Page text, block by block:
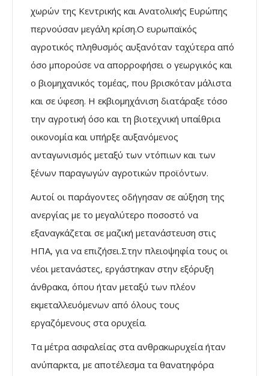
χωρών της Κεντρικής και Ανατολικής Ευρώπης
περνούσαν μεγάλη κρίση.Ο ευρωπαϊκός
αγροτικός πληθυσμός αυξανόταν ταχύτερα από
όσο μπορούσε να απορροφήσει ο γεωργικός και
ο βιομηχανικός τομέας, που βρισκόταν μάλιστα
και σε ύφεση. Η εκβιομηχάνιση διατάραξε τόσο
την αγροτική όσο και τη βιοτεχνική υπαίθρια
οικονομία και υπήρξε αυξανόμενος
ανταγωνισμός μεταξύ των ντόπιων και των
ξένων παραγωγών αγροτικών προϊόντων.
Αυτοί οι παράγοντες οδήγησαν σε αύξηση της
ανεργίας με το μεγαλύτερο ποσοστό να
εξαναγκάζεται σε μαζική μετανάστευση στις
ΗΠΑ, για να επιζήσει.Στην πλειοψηφία τους οι
νέοι μετανάστες, εργάστηκαν στην εξόρυξη
άνθρακα, όπου ήταν μεταξύ των πλέον
εκμεταλλευόμενων από όλους τους
εργαζόμενους στα ορυχεία.
Τα μέτρα ασφαλείας στα ανθρακωρυχεία ήταν
ανύπαρκτα, με αποτέλεσμα τα θανατηφόρα